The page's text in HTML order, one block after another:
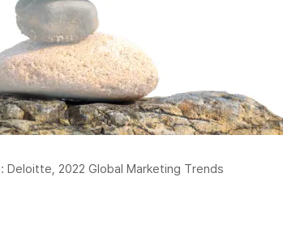
: Deloitte, 2022 Global Marketing Trends